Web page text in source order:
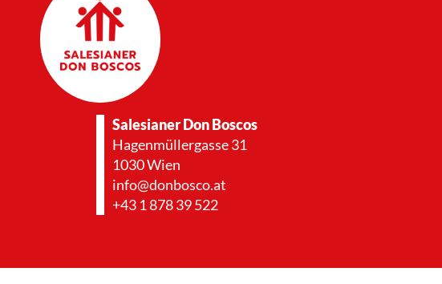
Salesianer Don Boscos
Hagenmüllergasse 31
1030 Wien
info@donbosco.at
+43 1 878 39 522